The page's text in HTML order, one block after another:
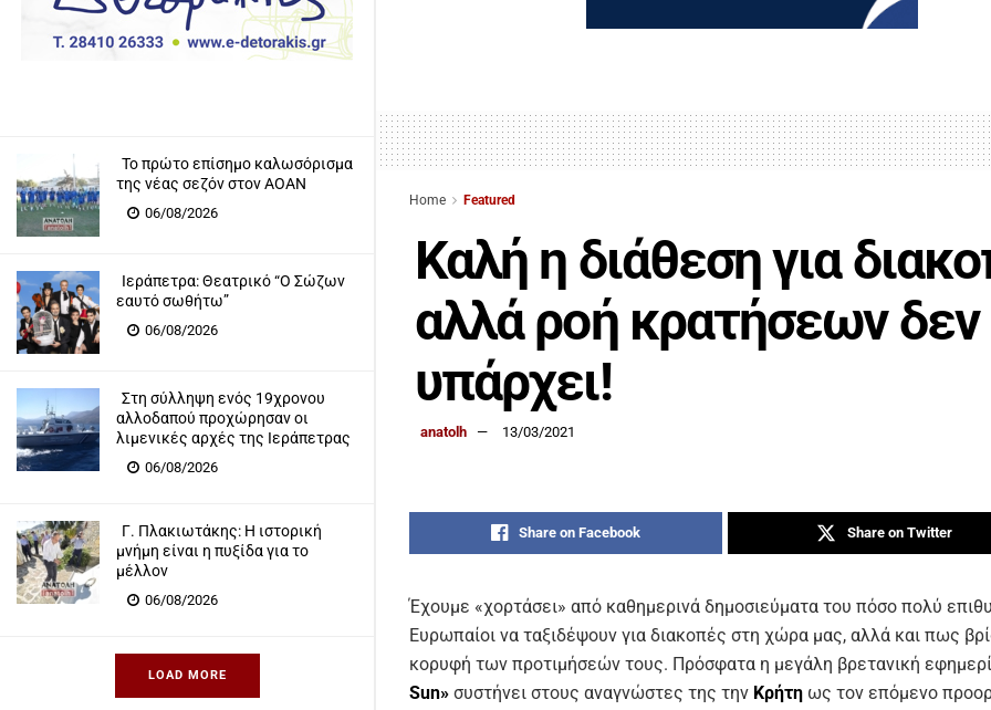
Το πρώτο επίσημο καλωσόρισμα
της νέας σεζόν στον ΑΟΑΝ
06/08/2026
Ιεράπετρα: Θεατρικό “Ο Σώζων
εαυτό σωθήτω”
06/08/2026
Στη σύλληψη ενός 19χρονου
αλλοδαπού προχώρησαν οι
λιμενικές αρχές της Ιεράπετρας
06/08/2026
Γ. Πλακιωτάκης: Η ιστορική
μνήμη είναι η πυξίδα για το
μέλλον
06/08/2026
LOAD MORE
Home Featured
Καλή η διάθεση για
αλλά ροή κρατήσεων δεν
υπάρχει!
anatolh 13/03/2021
Share on Facebook Share on Twitter
Έχουμε «χορτάσει» από καθημερινά δημοσιεύματα του πόσο πολύ
Ευρωπαίοι να ταξιδέψουν για διακοπές στη χώρα μας, αλλά και πως
κορυφή των προτιμήσεών τους. Πρόσφατα η μεγάλη βρετανική
Sun» συστήνει στους αναγνώστες της την Κρήτη ως τον επόμενο